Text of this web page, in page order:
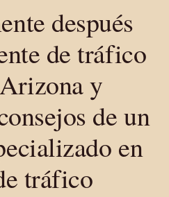
después
de tráfico
y
de un
en
tráfico